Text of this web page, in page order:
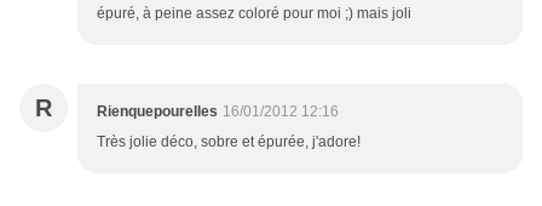
épuré, à peine assez coloré pour moi ;) mais joli
R Rienquepourelles 16/01/2012 12:16
Très jolie déco, sobre et épurée, j'adore!